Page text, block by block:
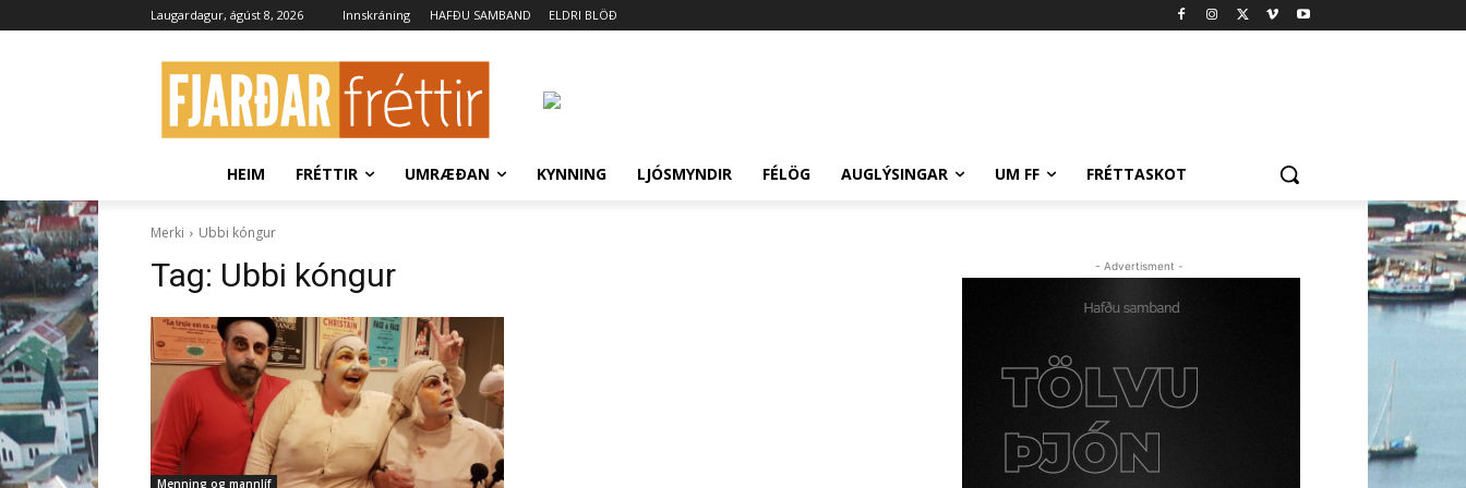
Laugardagur, ágúst 8, 2026 Innskráning HAFÐU SAMBAND ELDRI BLÖÐ
HEIM FRÉTTIR UMRÆÐAN KYNNING LJÓSMYNDIR FÉLÖG AUGLÝSINGAR UM FF FRÉTTASKOT
Merki Ubbi kóngur
Tag: Ubbi kóngur
Menning og mannlíf
- Advertisment -